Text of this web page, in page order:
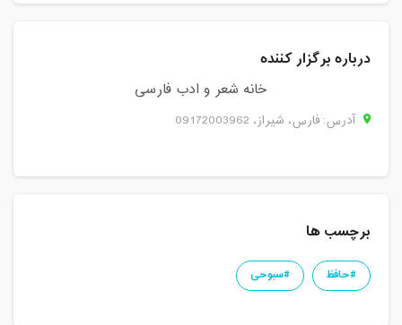
درباره برگزار کننده
خانه شعر و ادب فارسی
آدرس: فارس، شيراز، 09172003962
برچسب ها
#حافظ #سبوحی